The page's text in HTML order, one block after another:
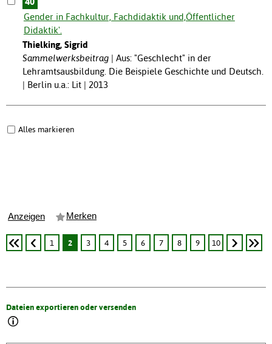
Gender in Fachkultur, Fachdidaktik und,Öffentlicher
Didaktik'.
Thielking, Sigrid
Sammelwerksbeitrag
Aus: "Geschlecht" in der
Lehramtsausbildung. Die Beispiele Geschichte und Deutsch.
| Berlin u.a.: Lit | 2013
Alles markieren
Anzeigen Merken
1 2 3 4 5 6 7 8 9 10
Dateien exportieren oder versenden